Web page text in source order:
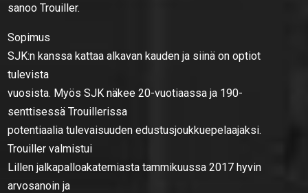
sanoo Trouiller.
Sopimus
SJK:n kanssa kattaa alkavan kauden ja siinä on optiot
tulevista
vuosista. Myös SJK näkee 20-vuotiaassa ja 190-
senttisessä Trouillerissa
potentiaalia tulevaisuuden edustusjoukkuepelaajaksi.
Trouiller valmistui
Lillen jalkapalloakatemiasta tammikuussa 2017 hyvin
arvosanoin ja